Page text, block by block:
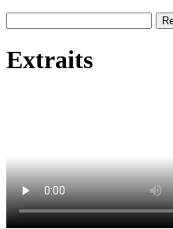
Extraits